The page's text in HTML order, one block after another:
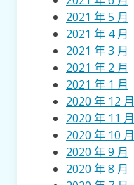
2021 年 5 月
2021 年 4 月
2021 年 3 月
2021 年 2 月
2021 年 1 月
2020 年 12 月
2020 年 11 月
2020 年 10 月
2020 年 9 月
2020 年 8 月